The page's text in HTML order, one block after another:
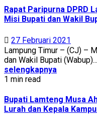
Rapat Paripurna DPRD
Misi Bupati dan Wakil
27 Februari 2021
Lampung Timur – (CJ) –
dan Wakil Bupati (Wabup)...
selengkapnya
1 min read
Bupati Lamteng Musa
Lurah dan Kepala